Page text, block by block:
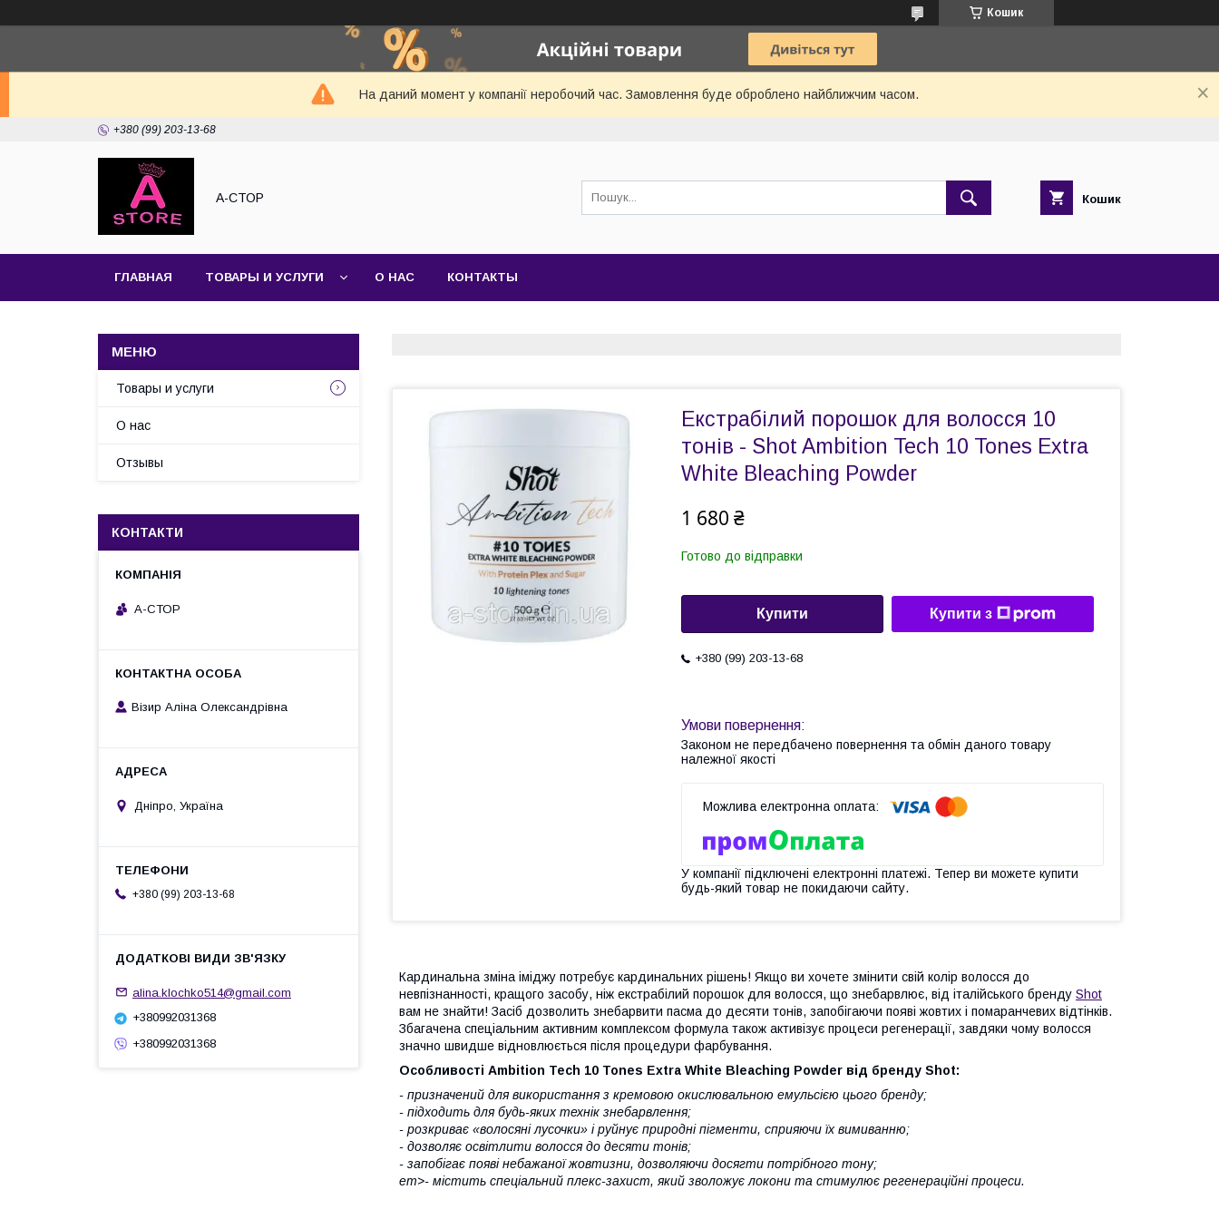
Кошик
На даний момент у компанії неробочий час. Замовлення буде оброблено найближчим часом.
+380 (99) 203-13-68
А-СТОР Кошик
ГЛАВНАЯ ТОВАРЫ И УСЛУГИ О НАС КОНТАКТЫ
Екстрабілий порошок для волосся 10
тонів - Shot Ambition Tech 10 Tones Extra
White Bleaching Powder
1 680 ₴
Готово до відправки
Купити Купити з
+380 (99) 203-13-68
Законом не передбачено повернення та обмін даного товару
належної якості
У компанії підключені електронні платежі. Тепер ви можете купити
будь-який товар не покидаючи сайту.
Кардинальна зміна іміджу потребує кардинальних рішень! Якщо ви хочете змінити свій колір волосся до
невпізнанності, кращого засобу, ніж екстрабілий порошок для волосся, що знебарвлює, від італійського бренду Shot
вам не знайти! Засіб дозволить знебарвити пасма до десяти тонів, запобігаючи появі жовтих і помаранчевих відтінків.
Збагачена спеціальним активним комплексом формула також активізує процеси регенерації, завдяки чому волосся
значно швидше відновлюється після процедури фарбування.
Особливості Ambition Tech 10 Tones Extra White Bleaching Powder від бренду Shot:
- призначений для використання з кремовою окислювальною емульсією цього бренду;
- підходить для будь-яких технік знебарвлення;
- розкриває «волосяні лусочки» і руйнує природні пігменти, сприяючи їх вимиванню;
- дозволяє освітлити волосся до десяти тонів;
- запобігає появі небажаної жовтизни, дозволяючи досягти потрібного тону;
em>- містить спеціальний плекс-захист, який зволожує локони та стимулює регенераційні процеси.
Товары и услуги
О нас
Отзывы
КОНТАКТИ
А-СТОР
Візир Аліна Олександрівна
Дніпро, Україна
+380 (99) 203-13-68
alina.klochko514@gmail.com
+380992031368
+380992031368